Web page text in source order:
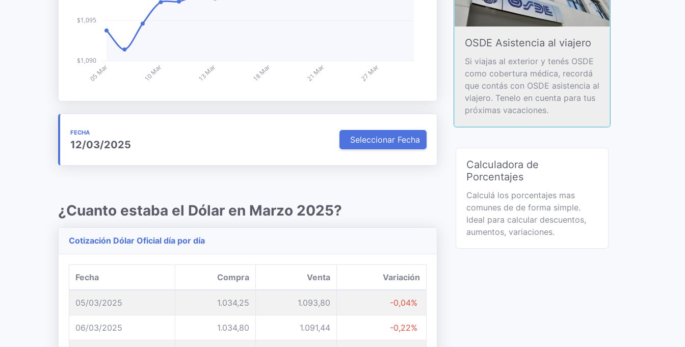
FECHA
12/03/2025 Seleccionar Fecha
¿Cuanto estaba el Dólar en Marzo 2025?
Cotización Dólar Oficial día por día
Fecha Compra Venta Variación
05/03/2025 1.034,25 1.093,80 -0,04%
06/03/2025 1.034,80 1.091,44 -0,22%
OSDE Asistencia al viajero
Si viajas al exterior y tenés OSDE
como cobertura médica, recordá
que contás con OSDE asistencia al
viajero. Tenelo en cuenta para tus
próximas vacaciones.
Calculadora de
Porcentajes
Calculá los porcentajes mas
comunes de de forma simple.
Ideal para calcular descuentos,
aumentos, variaciones.